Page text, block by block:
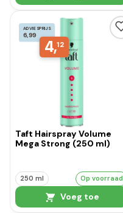
ADVIESPRIJS
6,99
4,12
Taft Hairspray Volume
Mega Strong (250 ml)
250 ml Op voorraad
Voeg toe